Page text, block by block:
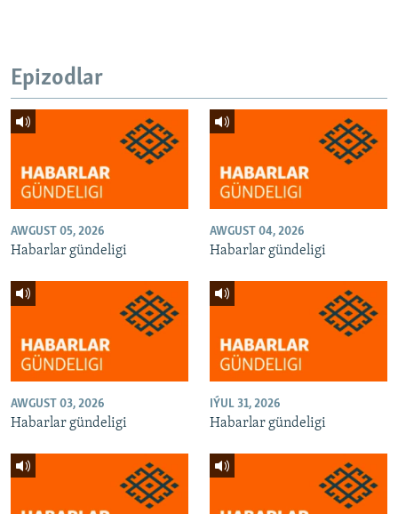
Epizodlar
AWGUST 05, 2026
Habarlar gündeligi
AWGUST 04, 2026
Habarlar gündeligi
AWGUST 03, 2026
Habarlar gündeligi
IÝUL 31, 2026
Habarlar gündeligi